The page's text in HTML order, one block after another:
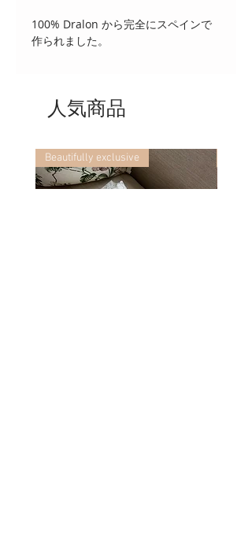
100% Dralon から完全にスペインで
作られました。
人気商品
Beautifully exclusive